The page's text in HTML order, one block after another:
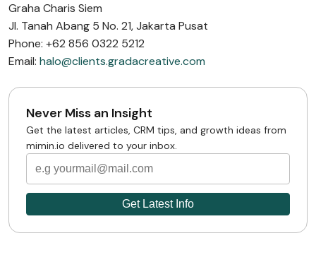
Graha Charis Siem
Jl. Tanah Abang 5 No. 21, Jakarta Pusat
Phone: +62 856 0322 5212
Email: halo@clients.gradacreative.com
Never Miss an Insight
Get the latest articles, CRM tips, and growth ideas from
mimin.io delivered to your inbox.